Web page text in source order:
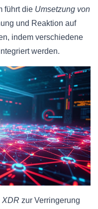
führt die Umsetzung von
und Reaktion auf
indem verschiedene
werden.
XDR zur Verringerung